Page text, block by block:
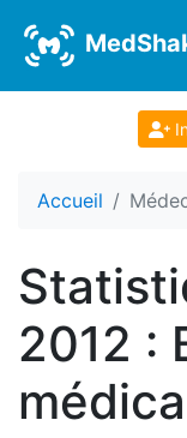
Accueil
2012 :